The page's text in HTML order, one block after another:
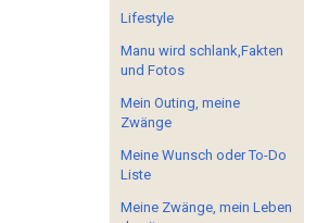
Lifestyle
Manu wird schlank,Fakten
und Fotos
Mein Outing, meine
Zwänge
Meine Wunsch oder To-Do
Liste
Meine Zwänge, mein Leben